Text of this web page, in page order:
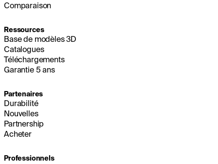
Comparaison
Ressources
Base de modèles 3D
Catalogues
Téléchargements
Garantie 5 ans
Partenaires
Durabilité
Nouvelles
Partnership
Acheter
Professionnels